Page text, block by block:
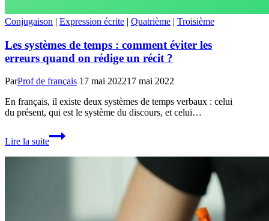
Conjugaison | Expression écrite | Quatrième | Troisième
Les systèmes de temps : comment éviter les
erreurs quand on rédige un récit ?
ParProf de français 17 mai 202217 mai 2022
En français, il existe deux systèmes de temps verbaux : celui
du présent, qui est le système du discours, et celui…
Lire la suite
Les
systèmes